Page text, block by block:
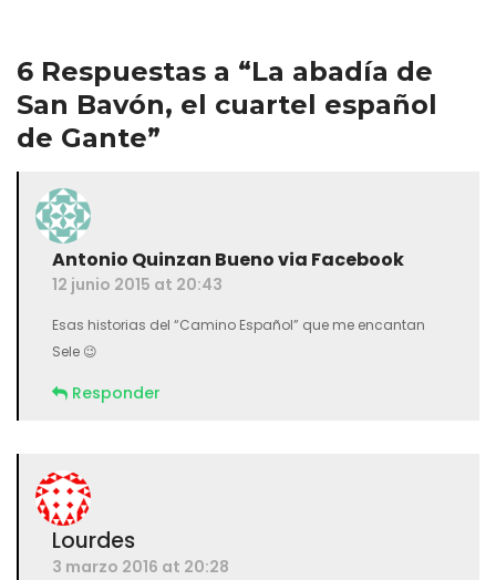
6 Respuestas a “La abadía de
San Bavón, el cuartel español
de Gante”
Antonio Quinzan Bueno via Facebook
12 junio 2015 at 20:43
Esas historias del “Camino Español” que me encantan
Sele 😉
Responder
Lourdes
3 marzo 2016 at 20:28